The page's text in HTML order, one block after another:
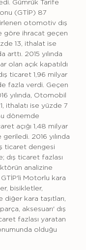
Gümrük Tarife
(GTİP) 87
otomotiv dış
göre ihracat geçen
13, ithalat ise
arttı. 2015 yılında
olan açık kapatıldı
ticaret 1,96 milyar
fazla verdi. Geçen
yılında, Otomobil
ithalatı ise yüzde 7
dönemde
açığı 1,48 milyar
2016 yılında
ticaret dengesi
dış ticaret fazlası
analizine
GTİP'li Motorlu kara
bisikletler,
kara taşıtları,
aksesuarı' dış
fazlası yaratan
olduğu